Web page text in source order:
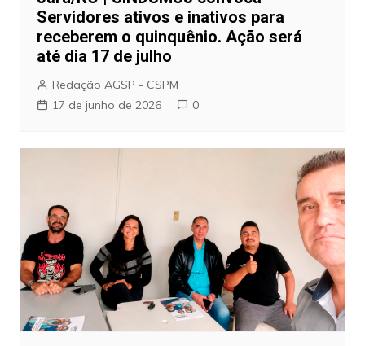
Servidores ativos e inativos para
receberem o quinquênio. Ação será
até dia 17 de julho
Redação AGSP - CSPM
17 de junho de 2026
0